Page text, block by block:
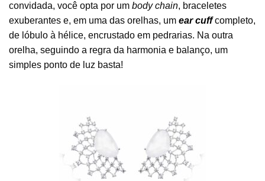
convidada, você opta por um body chain, braceletes
exuberantes e, em uma das orelhas, um ear cuffcompleto,
de lóbulo à hélice, encrustado em pedrarias. Na outra
orelha, seguindo a regra da harmonia e balanço, um
simples ponto de luz basta!